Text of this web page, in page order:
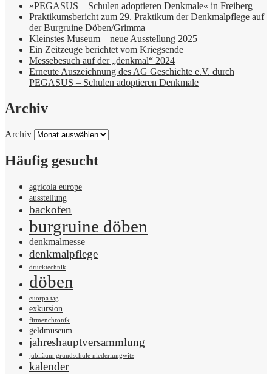
»PEGASUS – Schulen adoptieren Denkmale« in Freiberg
Praktikumsbericht zum 29. Praktikum der Denkmalpflege auf
der Burgruine Döben/Grimma
Kleinstes Museum – neue Ausstellung 2025
Ein Zeitzeuge berichtet vom Kriegsende
Messebesuch auf der „denkmal“ 2024
Erneute Auszeichnung des AG Geschichte e.V. durch
PEGASUS – Schulen adoptieren Denkmale
Archiv
Archiv
Häufig gesucht
agricola europe
ausstellung
backofen
burgruine döben
denkmalmesse
denkmalpflege
drucktechnik
döben
euorpa tag
exkursion
firmenchronik
geldmuseum
jahreshauptversammlung
jubiläum grundschule niederlungwitz
kalender